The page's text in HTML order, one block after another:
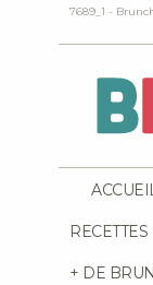
7689_1 -
RECETTES
+ DE